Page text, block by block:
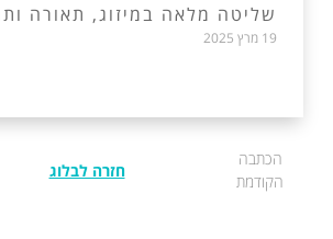
שליטה מלאה במיזוג, תאורה
19 מרץ 2025
הכתבה
הקודמת
חזרה לבלוג